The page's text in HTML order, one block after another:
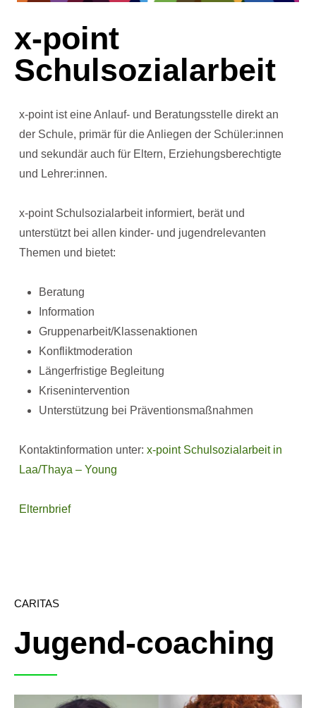
x-point
Schulsozialarbeit
x-point ist eine Anlauf- und Beratungsstelle direkt an
der Schule, primär für die Anliegen der Schüler:innen
und sekundär auch für Eltern, Erziehungsberechtigte
und Lehrer:innen.
x-point Schulsozialarbeit informiert, berät und
unterstützt bei allen kinder- und jugendrelevanten
Themen und bietet:
Beratung
Information
Gruppenarbeit/Klassenaktionen
Konfliktmoderation
Längerfristige Begleitung
Krisenintervention
Unterstützung bei Präventionsmaßnahmen
Kontaktinformation unter: x-point Schulsozialarbeit in
Laa/Thaya – Young
Elternbrief
CARITAS
Jugend-coaching